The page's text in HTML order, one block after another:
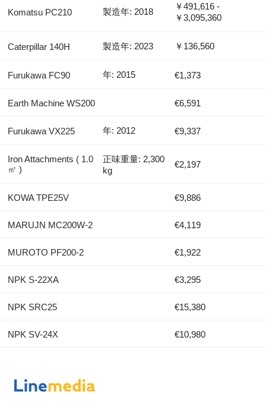
Komatsu PC210 製造年: 2018
￥491,616 -
￥3,095,360
Caterpillar 140H 製造年: 2023 ￥136,560
Furukawa FC90 年: 2015 €1,373
Earth Machine WS200 €6,591
Furukawa VX225 年: 2012 €9,337
Iron Attachments ( 1.0
㎥ )
正味重量: 2,300
kg
€2,197
KOWA TPE25V €9,886
MARUJN MC200W-2 €4,119
MUROTO PF200-2 €1,922
NPK S-22XA €3,295
NPK SRC25 €15,380
NPK SV-24X €10,980